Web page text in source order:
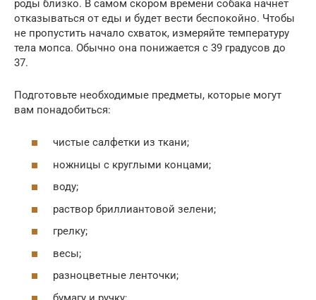
роды близко. В самом скором времени собака начнет
отказываться от еды и будет вести беспокойно. Чтобы
не пропустить начало схваток, измеряйте температуру
тела мопса. Обычно она понижается с 39 градусов до
37.
Подготовьте необходимые предметы, которые могут
вам понадобиться:
чистые салфетки из ткани;
ножницы с круглыми концами;
воду;
раствор бриллиантовой зелени;
грелку;
весы;
разноцветные ленточки;